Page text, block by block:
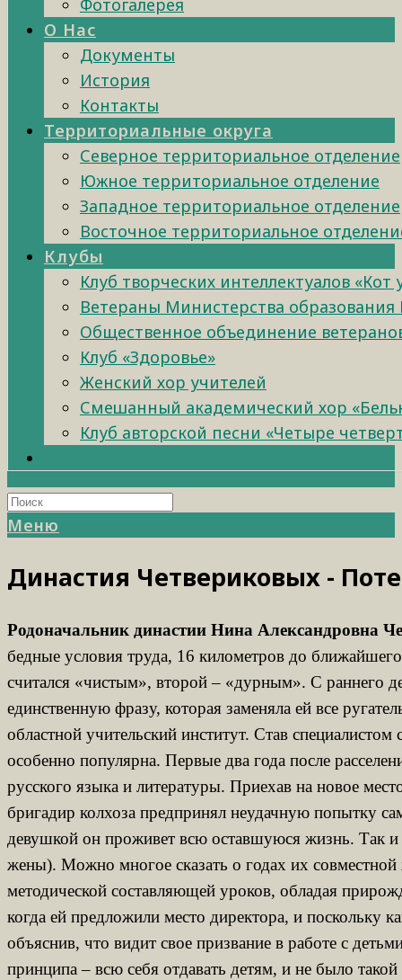
Фотогалерея
О Нас
Документы
История
Контакты
Территориальные округа
Северное территориальное отделение
Южное территориальное отделение
Западное территориальное отделение
Восточное территориальное
Клубы
Клуб творческих интеллектуалов «Кот
Ветераны Министерства образования
Общественное объединение
Клуб «Здоровье»
Женский хор учителей
Смешанный академический хор
Клуб авторской песни «Четыре
Меню
Династия Четвериковых -
Родоначальник династии Нина Александровна
бедные условия труда, 16 километров до
считался «чистым», второй – «дурным». С раннего
единственную фразу, которая заменяла ей все
областной учительский институт. Став
особенно популярна. Первые два года после
русского языка и литературы. Приехав на новое
бригадир колхоза предпринял неудачную попытку
девушкой он проживет всю оставшуюся жизнь. Так и
жены). Можно многое сказать о годах их совместной
методической составляющей уроков, обладая
когда ей предложили место директора, и
объяснив, что видит свое призвание в работе с
принципа – всю себя отдавать детям, и не было